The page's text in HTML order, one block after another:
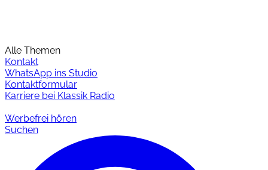
Alle Themen
Kontakt
WhatsApp ins Studio
Kontaktformular
Karriere bei Klassik Radio
Werbefrei hören
Suchen